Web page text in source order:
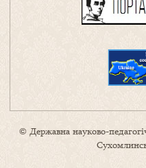
© Державна науково-